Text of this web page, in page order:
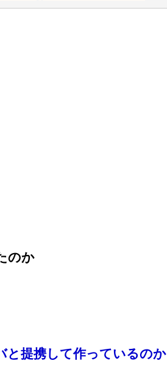
のか
と提携して作っているのか